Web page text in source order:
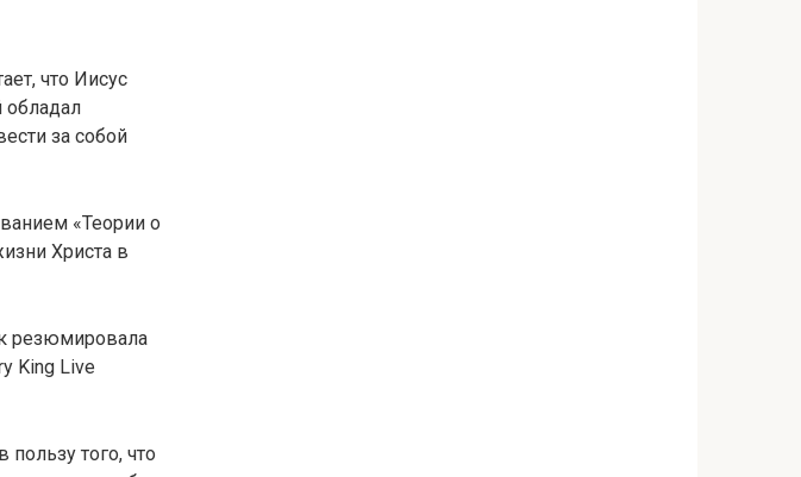
что Иисус
за собой
«Теории о
Христа в
резюмировала
King Live
пользу того, что